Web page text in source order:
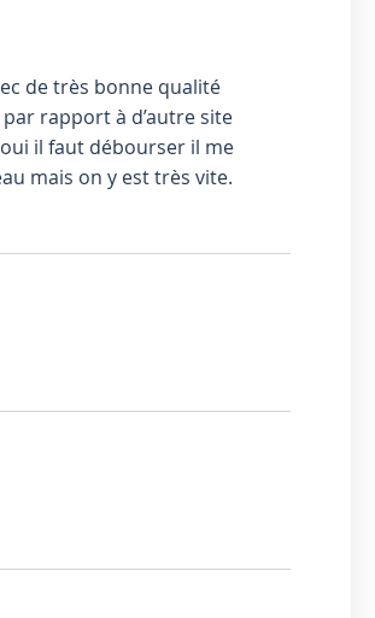
de très bonne qualité
rapport à d’autre site
il faut débourser il me
mais on y est très vite.